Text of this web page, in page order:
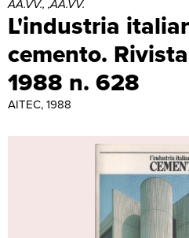
L'industria
cemento.
1988 n. 628
AA.VV., ,AA.VV.
AITEC, 1988